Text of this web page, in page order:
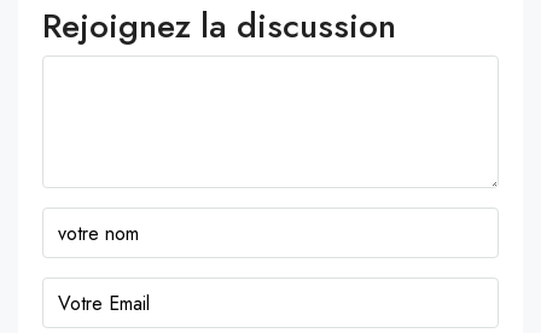
Rejoignez la discussion